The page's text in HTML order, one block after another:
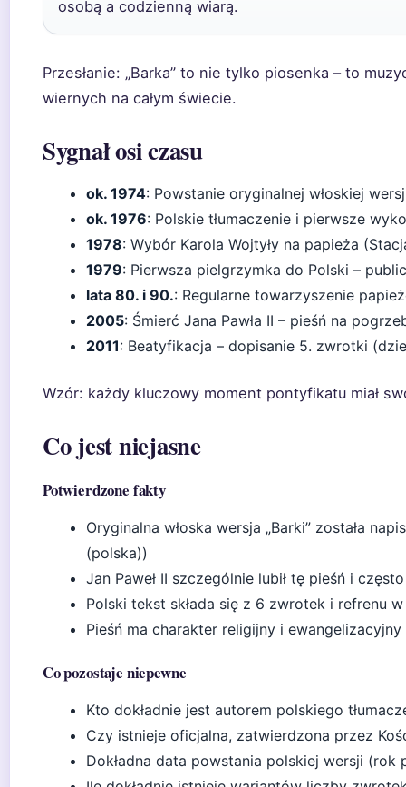
osobą a codzienną wiarą.
Przesłanie: „Barka” to nie tylko piosenka – to
wiernych na całym świecie.
Sygnał osi czasu
ok. 1974: Powstanie oryginalnej włoskiej
ok. 1976: Polskie tłumaczenie i pierwsze
1978: Wybór Karola Wojtyły na papieża
1979: Pierwsza pielgrzymka do Polski –
lata 80. i 90.: Regularne towarzyszenie
2005: Śmierć Jana Pawła II – pieśń na
2011: Beatyfikacja – dopisanie 5. zwrotki
Wzór: każdy kluczowy moment pontyfikatu miał
Co jest niejasne
Potwierdzone fakty
Oryginalna włoska wersja „Barki” została
(polska))
Jan Paweł II szczególnie lubił tę pieśń i
Polski tekst składa się z 6 zwrotek i refrenu
Pieśń ma charakter religijny i ewangelizacyjny
Co pozostaje niepewne
Kto dokładnie jest autorem polskiego
Czy istnieje oficjalna, zatwierdzona przez
Dokładna data powstania polskiej wersji (rok